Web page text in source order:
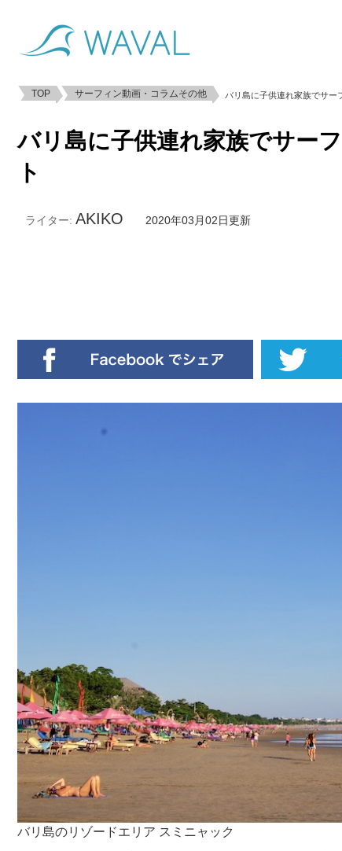
TOP サーフィン動画・コラムその他 バリ島に子供連れ家族でサー
バリ島に子供連れ家族でサー
ト
ライター: AKIKO 2020年03月02日更新
バリ島のリゾードエリア スミニャック